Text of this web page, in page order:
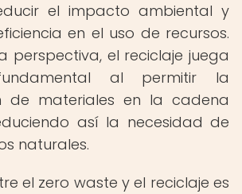
el impacto ambiental y
en el uso de recursos.
perspectiva, el reciclaje juega
al permitir la
de materiales en la cadena
así la necesidad de
naturales.
el zero waste y el reciclaje es